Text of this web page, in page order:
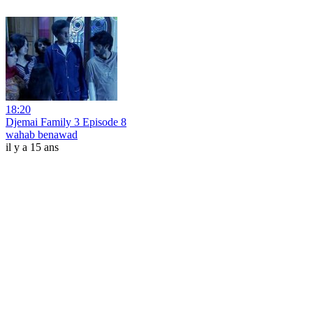
18:20
Djemai Family 3 Episode 8
wahab benawad
il y a 15 ans